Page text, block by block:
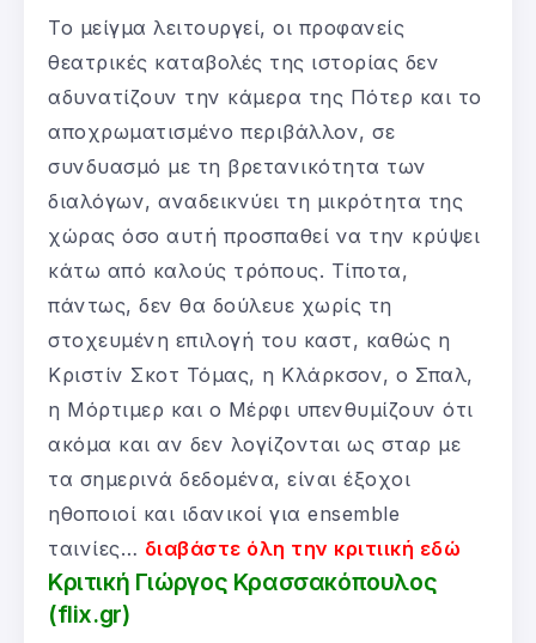
Το μείγμα λειτουργεί, οι προφανείς
θεατρικές καταβολές της ιστορίας δεν
αδυνατίζουν την κάμερα της Πότερ και το
αποχρωματισμένο περιβάλλον, σε
συνδυασμό με τη βρετανικότητα των
διαλόγων, αναδεικνύει τη μικρότητα της
χώρας όσο αυτή προσπαθεί να την κρύψει
κάτω από καλούς τρόπους. Τίποτα,
πάντως, δεν θα δούλευε χωρίς τη
στοχευμένη επιλογή του καστ, καθώς η
Κριστίν Σκοτ Τόμας, η Κλάρκσον, ο Σπαλ,
η Μόρτιμερ και ο Μέρφι υπενθυμίζουν ότι
ακόμα και αν δεν λογίζονται ως σταρ με
τα σημερινά δεδομένα, είναι έξοχοι
ηθοποιοί και ιδανικοί για ensemble
ταινίες… διαβάστε όλη την κριτιική εδώ
Κριτική Γιώργος Κρασσακόπουλος
(flix.gr)